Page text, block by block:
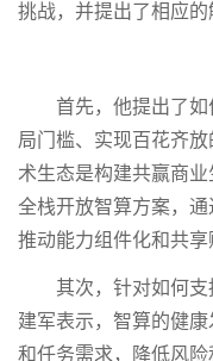
挑战，并提出了相应的
首先，他提出了
局门槛、实现百花齐
术生态是构建共赢商
全栈开放智算方案，通
推动能力组件化和共享
其次，针对如何
建军表示，智算的健
和任务需求，降低风